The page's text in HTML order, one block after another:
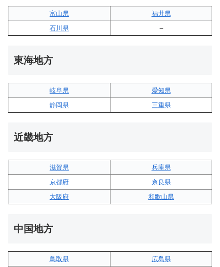
富山県
福井県
石川県
–
東海地方
岐阜県
愛知県
静岡県
三重県
近畿地方
滋賀県
兵庫県
京都府
奈良県
大阪府
和歌山県
中国地方
鳥取県
広島県